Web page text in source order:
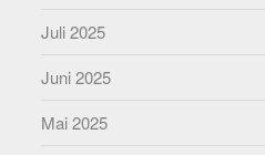
Juli 2025
Juni 2025
Mai 2025